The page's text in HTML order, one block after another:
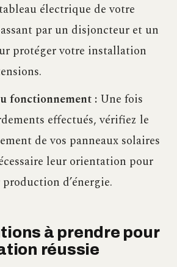
électrique de votre
par un disjoncteur et un
protéger votre installation
fonctionnement : Une fois
effectués, vérifiez le
de vos panneaux solaires
leur orientation pour
d’énergie.
à prendre pour
réussie